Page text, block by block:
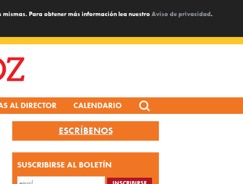
Para obtener más información lea nuestroAviso de privacidad.
AL DIRECTOR CALENDARIO
Search
for:
ESCRÍBENOS
SUSCRIBIRSE AL BOLETÍN